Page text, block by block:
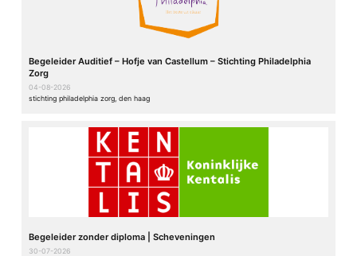
Begeleider Auditief – Hofje van Castellum – Stichting Philadelphia
Zorg
04-08-2026
stichting philadelphia zorg, den haag
Begeleider zonder diploma | Scheveningen
30-07-2026